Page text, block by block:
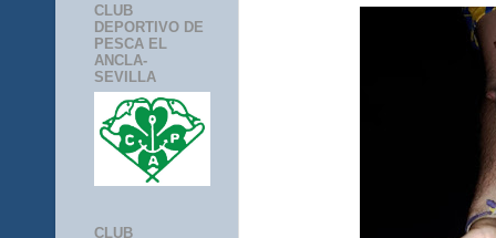
CLUB
DEPORTIVO DE
PESCA EL
ANCLA-
SEVILLA
CLUB